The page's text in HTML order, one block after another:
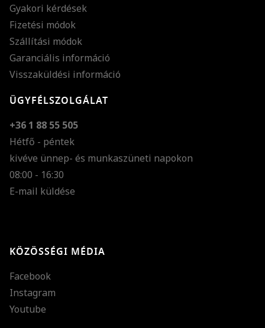
Gyakori kérdések
Fizetési módok
Szállítási módok
Garanciális információ
Visszaküldési információ
ÜGYFÉLSZOLGÁLAT
+36 1 88 55 505
Hétfő - péntek
kivéve ünnep- és munkaszüneti napokon
08:00 - 16:30
E-mail küldése
KÖZÖSSÉGI MÉDIA
Facebook
Instagram
Youtube